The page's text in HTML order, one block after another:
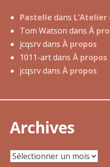
0
1
Pastelle dans
Tom Watson dans À
jcqsrvdans À propos
1011-artdans À propos
jcqsrvdans À propos
Archives
Archives